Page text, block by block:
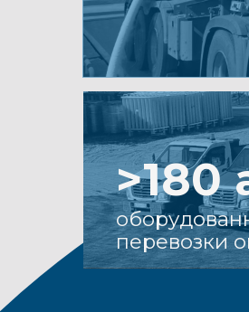
>180
перевозки